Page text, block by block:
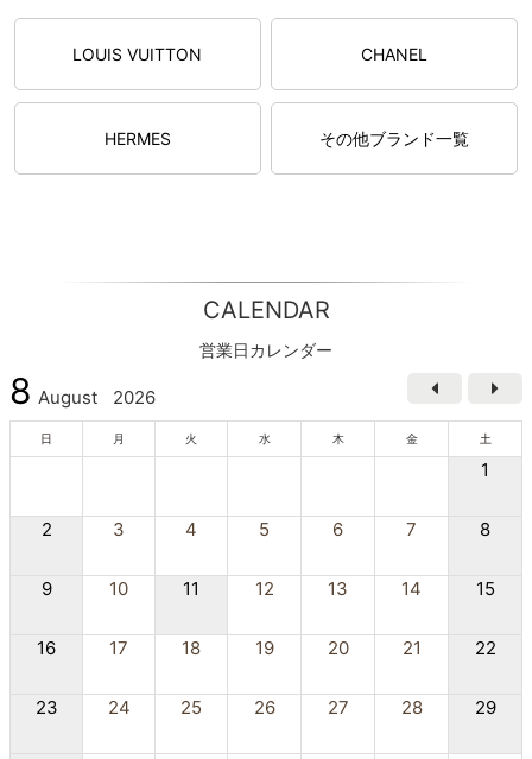
LOUIS VUITTON CHANEL
HERMES その他ブランド一覧
CALENDAR
営業日カレンダー
8 August 2026
日 月 火 水 木 金 土
1
2 3 4 5 6 7 8
9 10 11 12 13 14 15
16 17 18 19 20 21 22
23 24 25 26 27 28 29